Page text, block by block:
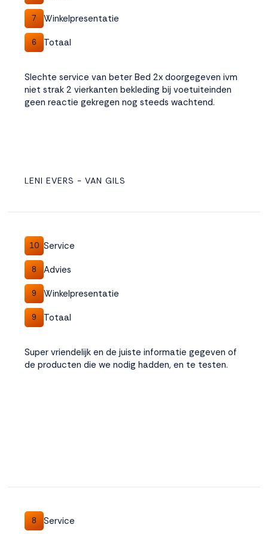
7 Winkelpresentatie
6 Totaal
Slechte service van beter Bed 2x doorgegeven ivm
niet strak 2 vierkanten bekleding bij voetuiteinden
geen reactie gekregen nog steeds wachtend.
LENI EVERS - VAN GILS
10 Service
8 Advies
9 Winkelpresentatie
9 Totaal
Super vriendelijk en de juiste informatie gegeven of
de producten die we nodig hadden, en te testen.
8 Service